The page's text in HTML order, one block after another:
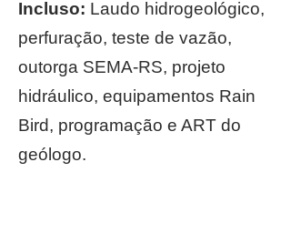
Incluso: Laudo hidrogeológico,
perfuração, teste de vazão,
outorga SEMA-RS, projeto
hidráulico, equipamentos Rain
Bird, programação e ART do
geólogo.